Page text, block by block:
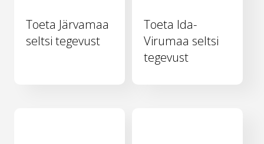
Toeta Järvamaa
seltsi tegevust
Toeta Ida-
Virumaa seltsi
tegevust